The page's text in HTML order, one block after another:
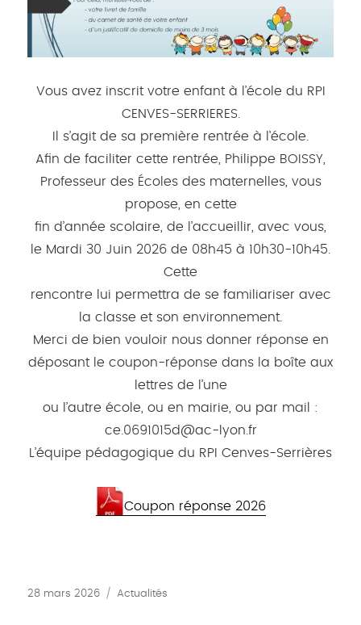
Vous avez inscrit votre enfant à l’école du RPI
CENVES-SERRIERES.
Il s’agit de sa première rentrée à l’école.
Afin de faciliter cette rentrée, Philippe BOISSY,
Professeur des Écoles des maternelles, vous
propose, en cette
fin d’année scolaire, de l’accueillir, avec vous,
le Mardi 30 Juin 2026 de 08h45 à 10h30-10h45.
Cette
rencontre lui permettra de se familiariser avec
la classe et son environnement.
Merci de bien vouloir nous donner réponse en
déposant le coupon-réponse dans la boîte aux
lettres de l’une
ou l’autre école, ou en mairie, ou par mail :
ce.0691015d@ac-lyon.fr
L’équipe pédagogique du RPI Cenves-Serrières
Coupon réponse 2026
Publié
28 mars 2026 Catégories
Actualités